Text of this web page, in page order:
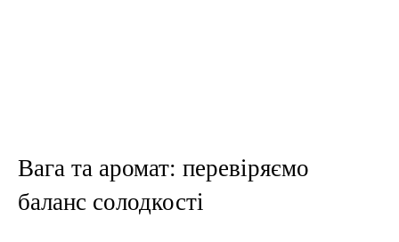
Вага та аромат: перевіряємо
баланс солодкості